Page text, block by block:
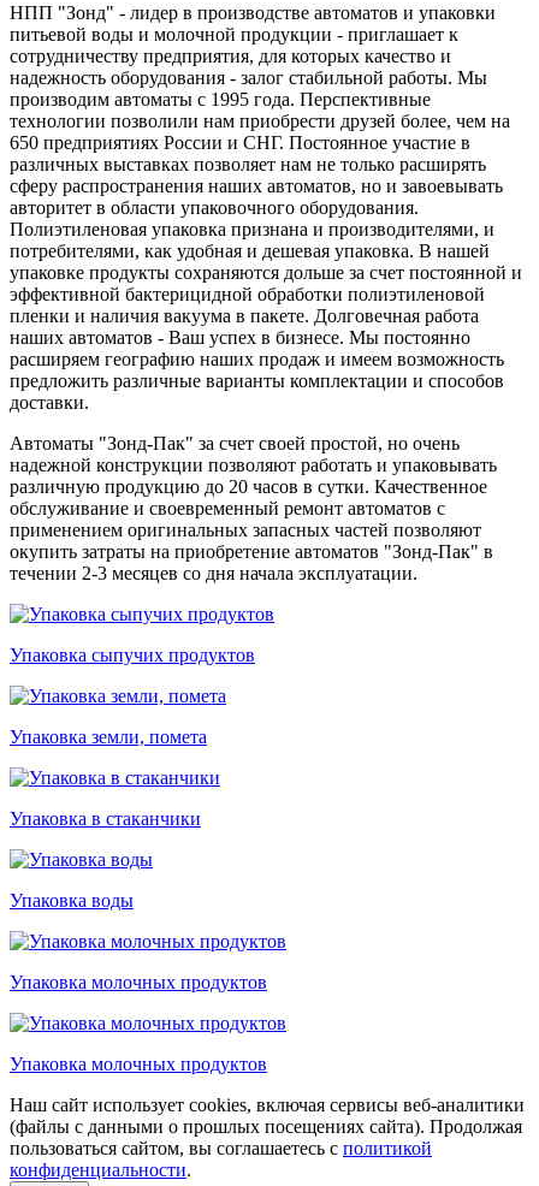
НПП "Зонд" - лидер в производстве автоматов и упаковки
питьевой воды и молочной продукции - приглашает к
сотрудничеству предприятия, для которых качество и
надежность оборудования - залог стабильной работы. Мы
производим автоматы с 1995 года. Перспективные
технологии позволили нам приобрести друзей более, чем на
650 предприятиях России и СНГ. Постоянное участие в
различных выставках позволяет нам не только расширять
сферу распространения наших автоматов, но и завоевывать
авторитет в области упаковочного оборудования.
Полиэтиленовая упаковка признана и производителями, и
потребителями, как удобная и дешевая упаковка. В нашей
упаковке продукты сохраняются дольше за счет постоянной и
эффективной бактерицидной обработки полиэтиленовой
пленки и наличия вакуума в пакете. Долговечная работа
наших автоматов - Ваш успех в бизнесе. Мы постоянно
расширяем географию наших продаж и имеем возможность
предложить различные варианты комплектации и способов
доставки.
Автоматы "Зонд-Пак" за счет своей простой, но очень
надежной конструкции позволяют работать и упаковывать
различную продукцию до 20 часов в сутки. Качественное
обслуживание и своевременный ремонт автоматов с
применением оригинальных запасных частей позволяют
окупить затраты на приобретение автоматов "Зонд-Пак" в
течении 2-3 месяцев со дня начала эксплуатации.
Упаковка сыпучих продуктов
Упаковка земли, помета
Упаковка в стаканчики
Упаковка воды
Упаковка молочных продуктов
Упаковка молочных продуктов
Наш сайт использует cookies, включая сервисы веб-аналитики
(файлы с данными о прошлых посещениях сайта). Продолжая
пользоваться сайтом, вы соглашаетесь с политикой
конфиденциальности.